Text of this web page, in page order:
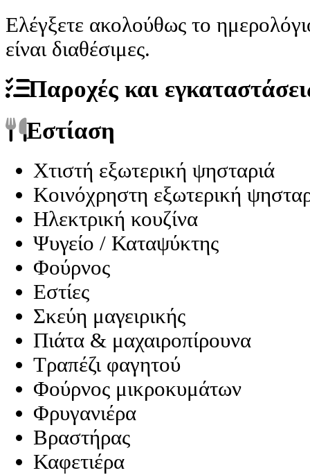
Ελέγξετε ακολούθως το
είναι διαθέσιμες.
Παροχές και
Εστίαση
Χτιστή εξωτερική ψησταριά
Κοινόχρηστη εξωτερική
Ηλεκτρική κουζίνα
Ψυγείο / Καταψύκτης
Φούρνος
Εστίες
Σκεύη μαγειρικής
Πιάτα & μαχαιροπίρουνα
Τραπέζι φαγητού
Φούρνος μικροκυμάτων
Φρυγανιέρα
Βραστήρας
Καφετιέρα